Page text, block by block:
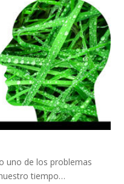
uno de los problemas
tiempo…